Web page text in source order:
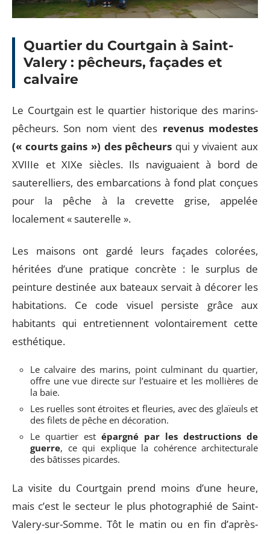
Quartier du Courtgain à Saint-
Valery : pêcheurs, façades et
calvaire
Le Courtgain est le quartier historique des marins-
pêcheurs. Son nom vient des revenus modestes
(« courts gains ») des pêcheurs qui y vivaient aux
XVIIIe et XIXe siècles. Ils naviguaient à bord de
sauterelliers, des embarcations à fond plat conçues
pour la pêche à la crevette grise, appelée
localement « sauterelle ».
Les maisons ont gardé leurs façades colorées,
héritées d’une pratique concrète : le surplus de
peinture destinée aux bateaux servait à décorer les
habitations. Ce code visuel persiste grâce aux
habitants qui entretiennent volontairement cette
esthétique.
Le calvaire des marins, point culminant du quartier,
offre une vue directe sur l’estuaire et les mollières de
la baie.
Les ruelles sont étroites et fleuries, avec des glaïeuls et
des filets de pêche en décoration.
Le quartier est épargné par les destructions de
guerre, ce qui explique la cohérence architecturale
des bâtisses picardes.
La visite du Courtgain prend moins d’une heure,
mais c’est le secteur le plus photographié de Saint-
Valery-sur-Somme. Tôt le matin ou en fin d’après-